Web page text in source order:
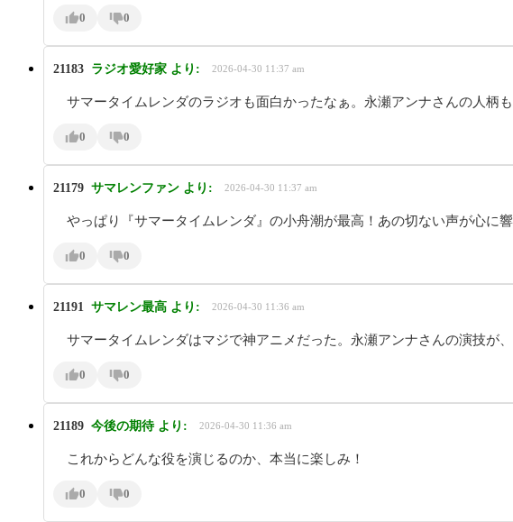
0 0
21183 ラジオ愛好家 より: 2026-04-30 11:37 am
サマータイムレンダのラジオも面白かったなぁ。永瀬アンナさんの人柄
0 0
21179 サマレンファン より: 2026-04-30 11:37 am
やっぱり『サマータイムレンダ』の小舟潮が最高！あの切ない声が心に
0 0
21191 サマレン最高 より: 2026-04-30 11:36 am
サマータイムレンダはマジで神アニメだった。永瀬アンナさんの演技が
0 0
21189 今後の期待 より: 2026-04-30 11:36 am
これからどんな役を演じるのか、本当に楽しみ！
0 0